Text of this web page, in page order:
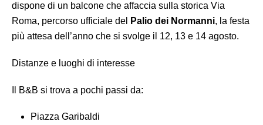
dispone di un balcone che affaccia sulla storica Via
Roma, percorso ufficiale del
Palio dei Normanni, la festa
più attesa dell’anno che si svolge il 12, 13 e 14 agosto.
Distanze e luoghi di interesse
Il B&B si trova a pochi passi da:
Piazza Garibaldi